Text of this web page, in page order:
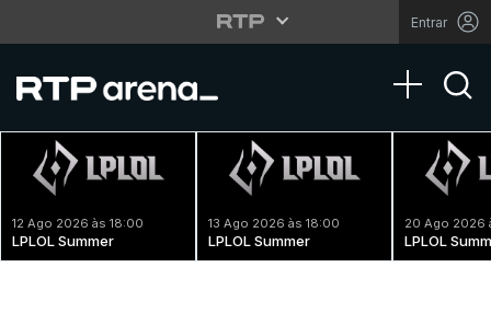
Entrar
Toggle
12 Ago 2026 às 18:00
LPLOL Summer
13 Ago 2026 às 18:00
LPLOL Summer
20 Ago 2026
LPLOL